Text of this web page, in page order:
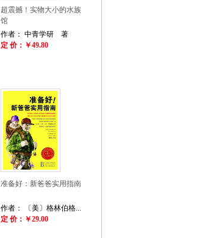
超震撼！实物大小的水族
馆
作者： 中青学研 著
定 价：￥49.80
准备好：新爸爸实用指南
作者： 〔美〕格林伯格...
定 价：￥29.00